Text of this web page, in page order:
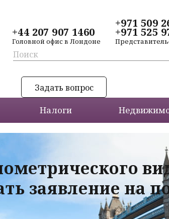
+44 207 907 1460
Головной офис в Лондоне
+971 509
+971 525
Задать вопрос
Налоги
заявление на